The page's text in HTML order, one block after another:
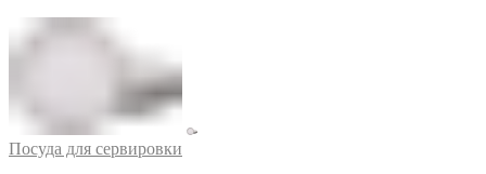
Посуда для сервировки